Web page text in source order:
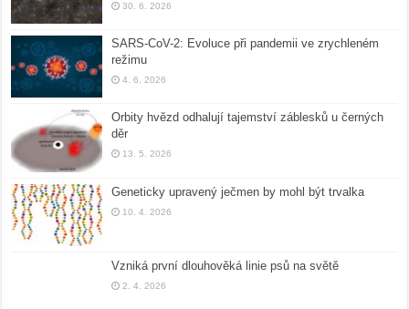
30. 6. 2026
SARS-CoV-2: Evoluce při pandemii ve zrychleném
režimu
4. 6. 2026
Orbity hvězd odhalují tajemství záblesků u černých
děr
13. 5. 2026
Geneticky upravený ječmen by mohl být trvalka
10. 4. 2026
Vzniká první dlouhověká linie psů na světě
2. 4. 2026